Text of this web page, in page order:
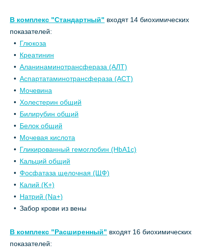
В комплекс "Стандартный" входят 14 биохимических
показателей:
Глюкоза
Креатинин
Аланинаминотрансфераза (АЛТ)
Аспартатаминотрансфераза (АСТ)
Мочевина
Холестерин общий
Билирубин общий
Белок общий
Мочевая кислота
Гликированный гемоглобин (HbA1с)
Кальций общий
Фосфатаза щелочная (ЩФ)
Калий (K+)
Натрий (Na+)
Забор крови из вены
В комплекс "Расширенный" входят 16 биохимических
показателей: